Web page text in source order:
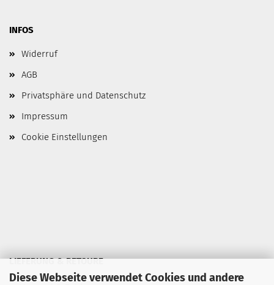
Diese Webseite verwendet Cookies und andere
INFOS
Widerruf
AGB
Privatsphäre und Datenschutz
Impressum
Cookie Einstellungen
LIEFERUNG & RETOURE